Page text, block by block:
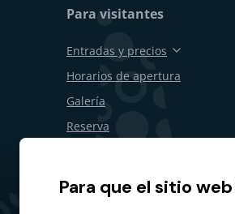
Para visitantes
Entradas y precios
Horarios de apertura
Galería
Reserva
Plano del recinto
Para que el sitio